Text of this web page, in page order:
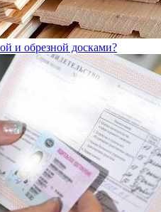
и обрезной досками?